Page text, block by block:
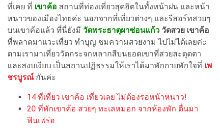
ที่เคย ที่ เขาค้อ สถานที่ท่องเที่ยวสุดฮิตในทั้งหน้าฝน และหน้า
หนาวของเมืองไทยค่ะ นอกจากที่เที่ยวต่างๆ และรีสอร์ทสวยๆ
บนเขาค้อแล้ว ที่นี่ยังมี วัดพระธาตุผาซ่อนแก้ว วัดสวย เขาค้อ
ที่พลาดมาแวะเที่ยว ทำบุญ ชมความสวยงาม ไปไม่ได้เลยค่ะ
ตามเรามาเที่ยววัดกระจกหลากสีบนยอดเขาที่สวยสะดุดตา
และสงบเงียบ เป็นสถานปฏิธรรมให้เราได้มาพักกายพักใจที่ เพ
ชรบูรณ์ กันค่ะ
14 ที่เที่ยว เขาค้อ เที่ยวเลย ไม่ต้องรอหน้าหนาว!
20 ที่พักเขาค้อ สวยๆ ทะเลหมอก จากห้องพัก ตื่นมา
ฟินเฟร่อ